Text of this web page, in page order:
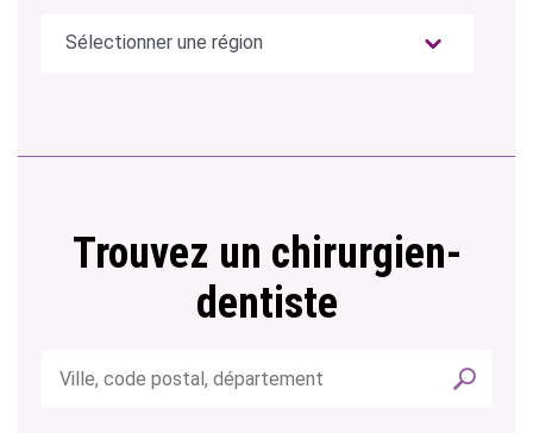
Trouvez un chirurgien-
dentiste